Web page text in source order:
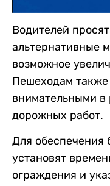
Водителей
альтернативные
возможное
Пешеходам
внимательными в
дорожных работ.
Для обеспечения
установят
ограждения и